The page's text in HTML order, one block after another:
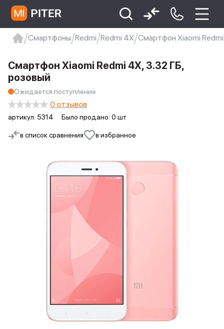
Xiaomi 9 про
xiaomi redmi 12c
Смартфоны Redmi Redmi 4X Смартфон Xiaomi
в список сравнения в избранное
Смартфон Xiaomi Redmi 4X, 3.32 ГБ,
розовый
Ожидается поступление
артикул: 5314 Было продано: 0 шт
0 отзывов